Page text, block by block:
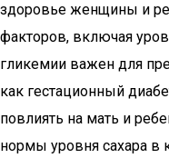
здоровье женщины и
факторов, включая
гликемии важен для
как гестационный
повлиять на мать и
нормы уровня сахара в